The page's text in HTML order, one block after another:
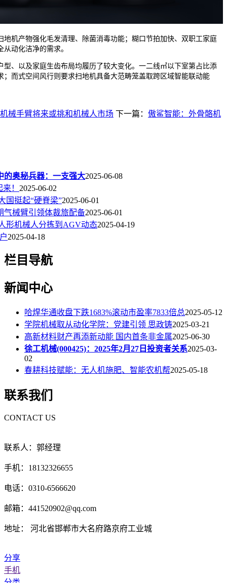
产物强化毛发清理、除菌消毒功能；糊口节拍加快、双职工家庭
动化洁净的需求。
以及家庭生齿布局均履历了较大变化。一二线㎡以下室第占比添
；而式空间风行则要求扫地机具备大范畴笼盖取跨区域智能联动能
械手臂将来或挑和机械人市场 下一篇： 傲鲨智能：外骨骼机
的奥秘兵器：一支强大2025-06-08
！ 2025-06-02
国挺起“硬脊梁”2025-06-01
气械臂引领体裁旅配备2025-06-01
形机械人分拣到AGV动态2025-04-19
2025-04-18
栏目导航
新闻中心
哈焊华通收盘下跌1683%滚动市盈率7833倍总2025-05-12
学院机械取从动化学院：党建引领 思政铸2025-03-21
高新材料财产再添新动能 国内首条非金属2025-06-30
徐工机械(000425)：2025年2月27日投资者关系2025-03-
02
春耕科技赋能：无人机施肥、智能农机帮2025-05-18
联系我们
CONTACT US
联系人：郭经理
手机：18132326655
电话：0310-6566620
邮箱：441520902@qq.com
地址： 河北省邯郸市大名府路京府工业城
分享
手机